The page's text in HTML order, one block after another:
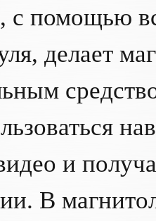
с помощью
делает
и
В